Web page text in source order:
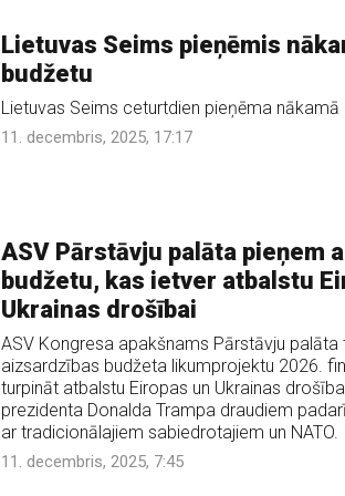
Lietuvas Seims pieņēmis
budžetu
Lietuvas Seims ceturtdien pieņēma
11. decembris, 2025, 17:17
ASV Pārstāvju palāta pieņem
budžetu, kas ietver atbalstu
Ukrainas drošībai
ASV Kongresa apakšnams Pārstāvju palāta
aizsardzības budžeta likumprojektu 2026.
turpināt atbalstu Eiropas un Ukrainas
prezidenta Donalda Trampa draudiem
ar tradicionālajiem sabiedrotajiem un NATO.
11. decembris, 2025, 7:45